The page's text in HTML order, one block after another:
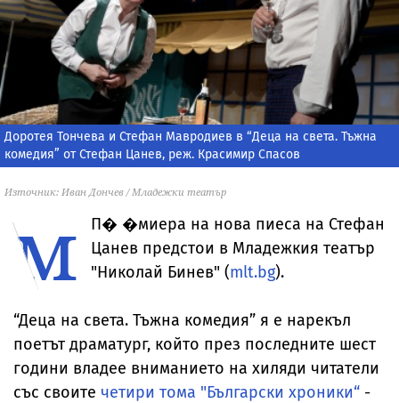
Доротея Тончева и Стефан Мавродиев в “Деца на света. Тъжна
комедия” от Стефан Цанев, реж. Красимир Спасов
Източник: Иван Дончев / Младежки театър
П�
м
�миера на нова пиеса на Стефан
Цанев предстои в Младежкия театър
"Николай Бинев" (mlt.bg).
“Деца на света. Тъжна комедия” я е нарекъл
поетът драматург, който през последните шест
години владее вниманието на хиляди читатели
със своите четири тома "Български хроники“ -